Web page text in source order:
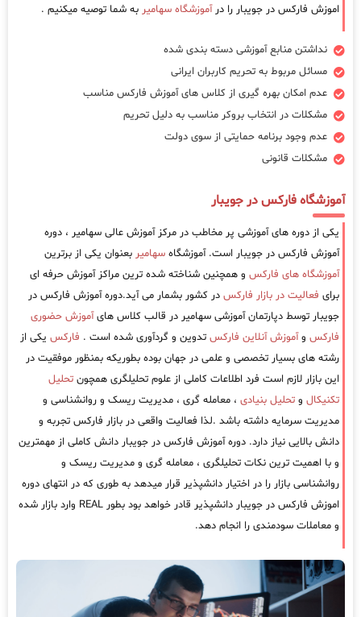
اموزش فارکس در جویبار را درآموزشگاه سهامیر به شما توصیه میکنیم .
نداشتن منابع آموزشی دسته بندی شده
مسائل مربوط به تحریم کاربران ایرانی
عدم امکان بهره گیری از کلاس های آموزش فارکس مناسب
مشکلات در انتخاب بروکر مناسب به دلیل تحریم
عدم وجود برنامه حمایتی از سوی دولت
مشکلات قانونی
آموزشگاه فارکس در جویبار
یکی از دوره های آموزشی پر مخاطب در مرکز آموزش عالی سهامیر ، دوره
آموزش فارکس در جویبار است. آموزشگاه سهامیر بعنوان یکی از برترین
آموزشگاه های فارکس و همچنین شناخته شده ترین مراکز آموزش حرفه ای
برای فعالیت در بازار فارکس در کشور بشمار می آید.دوره آموزش فارکس در
جویبار توسط دپارتمان آموزشی سهامیر در قالب کلاس هایآموزش حضوری
فارکس وآموزش آنلاین فارکس تدوین و گردآوری شده است . فارکس یکی از
رشته های بسیار تخصصی و علمی در جهان بوده بطوریکه بمنظور موفقیت در
این بازار لازم است فرد اطلاعات کاملی از علوم تحلیلگری همچون تحلیل
تکنیکال و تحلیل بنیادی ، معامله گری ، مدیریت ریسک و روانشناسی و
مدیریت سرمایه داشته باشد .لذا فعالیت واقعی در بازار فارکس تجربه و
دانش بالایی نیاز دارد. دوره آموزش فارکس در جویبار دانش کاملی از مهمترین
و با اهمیت ترین نکات تحلیلگری ، معامله گری و مدیریت ریسک و
روانشناسی بازار را در اختیار دانشپذیر قرار میدهد به طوری که در انتهای دوره
اموزش فارکس در جویبار دانشپذیر قادر خواهد بود بطور REAL وارد بازار شده
و معاملات سودمندی را انجام دهد.